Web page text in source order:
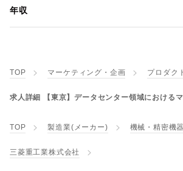
年収
TOP マーケティング・企画 プロダク
求人詳細 【東京】データセンター領域における
TOP 製造業(メーカー) 機械・精密機器
三菱重工業株式会社